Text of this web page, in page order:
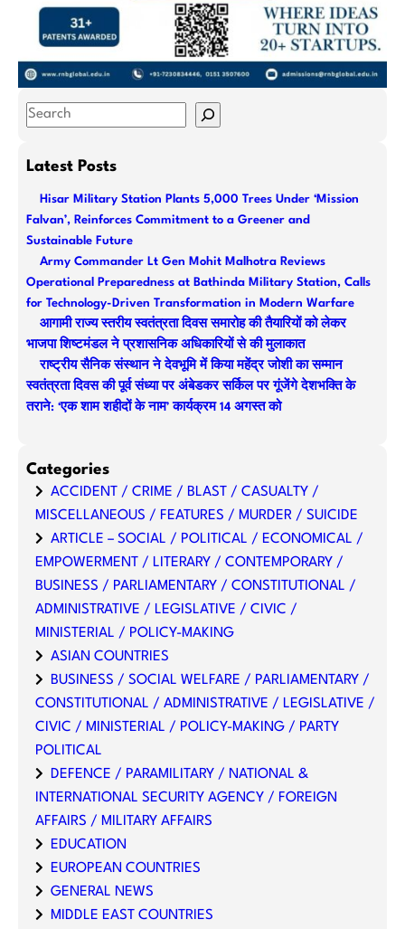
S
aLatest Posts
Hisar Military Station Plants 5,000 Trees Under ‘Mission
Falvan’, Reinforces Commitment to a Greener and
Sustainable Future
Army Commander Lt Gen Mohit Malhotra Reviews
Operational Preparedness at Bathinda Military Station, Calls
for Technology-Driven Transformation in Modern Warfare
आगामी राज्य स्तरीय स्वतंत्रता दिवस समारोह की तैयारियों को लेकर
भाजपा शिष्टमंडल ने प्रशासनिक अधिकारियों से की मुलाकात
राष्ट्रीय सैनिक संस्थान ने देवभूमि में किया महेंद्र जोशी का सम्मान
स्वतंत्रता दिवस की पूर्व संध्या पर अंबेडकर सर्किल पर गूंजेंगे देशभक्ति के
तराने: ‘एक शाम शहीदों के नाम’ कार्यक्रम 14 अगस्त को
Categories
ACCIDENT / CRIME / BLAST / CASUALTY /
MISCELLANEOUS / FEATURES / MURDER / SUICIDE
ARTICLE – SOCIAL / POLITICAL / ECONOMICAL /
EMPOWERMENT / LITERARY / CONTEMPORARY /
BUSINESS / PARLIAMENTARY / CONSTITUTIONAL /
ADMINISTRATIVE / LEGISLATIVE / CIVIC /
MINISTERIAL / POLICY-MAKING
ASIAN COUNTRIES
BUSINESS / SOCIAL WELFARE / PARLIAMENTARY /
CONSTITUTIONAL / ADMINISTRATIVE / LEGISLATIVE /
CIVIC / MINISTERIAL / POLICY-MAKING / PARTY
POLITICAL
DEFENCE / PARAMILITARY / NATIONAL &
INTERNATIONAL SECURITY AGENCY / FOREIGN
AFFAIRS / MILITARY AFFAIRS
EDUCATION
EUROPEAN COUNTRIES
GENERAL NEWS
MIDDLE EAST COUNTRIES